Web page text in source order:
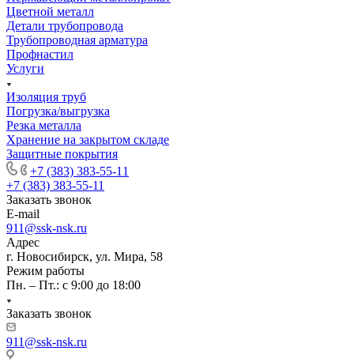
Цветной металл
Детали трубопровода
Трубопроводная арматура
Профнастил
Услуги
Изоляция труб
Погрузка/выгрузка
Резка металла
Хранение на закрытом складе
Защитные покрытия
+7 (383) 383-55-11
+7 (383) 383-55-11
Заказать звонок
E-mail
911@ssk-nsk.ru
Адрес
г. Новосибирск, ул. Мира, 58
Режим работы
Пн. – Пт.: с 9:00 до 18:00
Заказать звонок
911@ssk-nsk.ru